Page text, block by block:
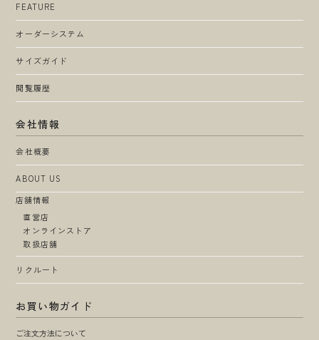
FEATURE
オーダーシステム
サイズガイド
閲覧履歴
会社情報
会社概要
ABOUT US
店舗情報
直営店
オンラインストア
取扱店舗
リクルート
お買い物ガイド
ご注文方法について